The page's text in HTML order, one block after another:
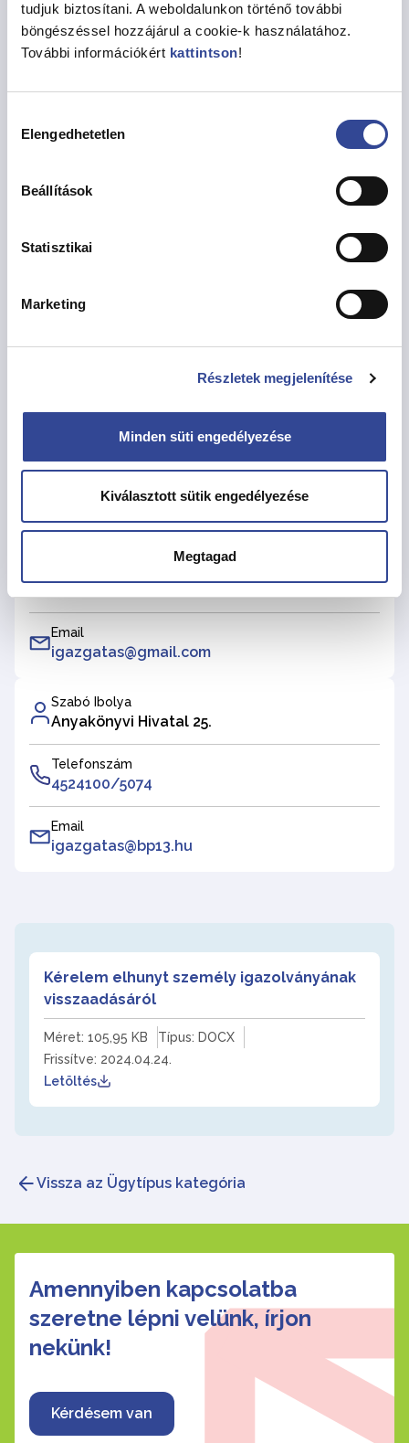
tudjuk biztosítani. A weboldalunkon történő további
böngészéssel hozzájárul a cookie-k használatához.
További információkért kattintson!
kiválasztása
Elengedhetetlen
Beállítások
Statisztikai
Marketing
Részletek megjelenítése
Minden süti engedélyezése
Kiválasztott sütik engedélyezése
Megtagad
Hajdu Kata
Anyakönyvi Hivatal 27.
Telefonszám
Anyakönyvi Hivatal 27.
452-4100/5082
Email
Anyakönyvi Hivatal 26.
Email
igazgatas@gmail.com
Szabó Ibolya
Anyakönyvi Hivatal 25.
Telefonszám
4524100/5074
Email
igazgatas@bp13.hu
Kérelem elhunyt személy igazolványának
visszaadásáról
Méret: 105,95 KB
Típus: DOCX
Frissítve: 2024.04.24.
Letöltés
Vissza az Ügytípus kategória
Amennyiben kapcsolatba
szeretne lépni velünk, írjon
nekünk!
Kérdésem van